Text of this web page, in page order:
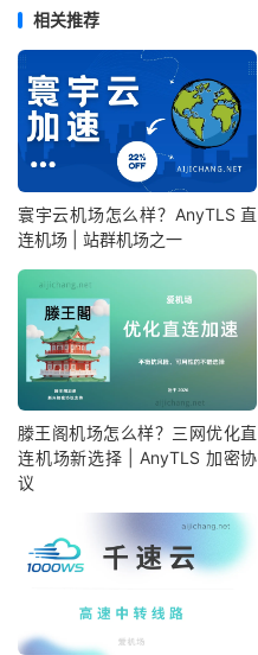
相关推荐
寰宇云机场怎么样？AnyTLS 直
连机场 | 站群机场之一
滕王阁机场怎么样？三网优化直
连机场新选择 | AnyTLS 加密协
议